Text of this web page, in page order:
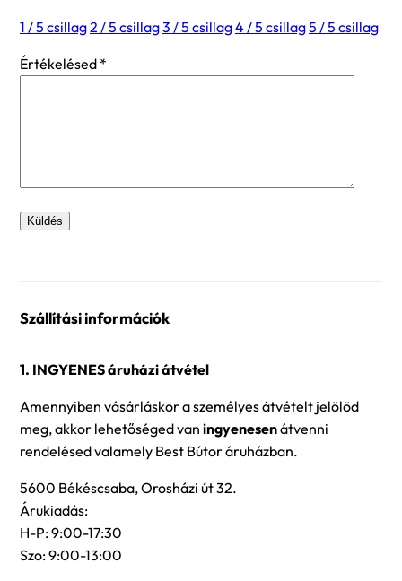
1 / 5 csillag2 / 5 csillag3 / 5 csillag4 / 5 csillag5 / 5 csillag
Értékelésed *
Szállítási információk
1. INGYENES áruházi átvétel
Amennyiben vásárláskor a személyes átvételt jelölöd
meg, akkor lehetőséged van ingyenesenátvenni
rendelésed valamely Best Bútor áruházban.
5600 Békéscsaba, Orosházi út 32.
Árukiadás:
H-P: 9:00-17:30
Szo: 9:00-13:00